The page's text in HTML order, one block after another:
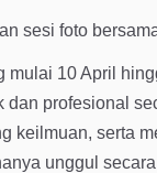
sesi foto
10 April
profesional
keilmuan, serta
unggul